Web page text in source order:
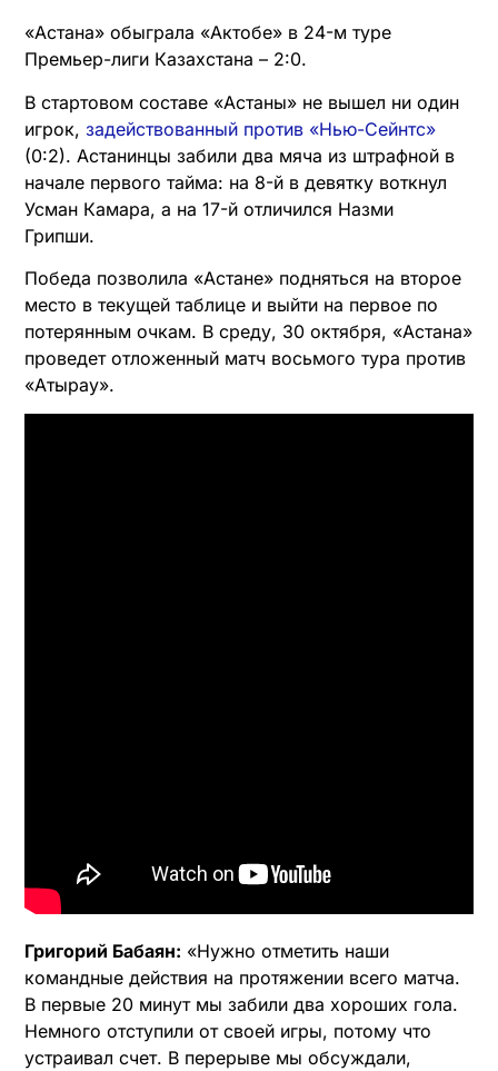
«Астана» обыграла «Актобе» в 24-м туре
Премьер-лиги Казахстана – 2:0.
В стартовом составе «Астаны» не вышел ни один
игрок, задействованный против «Нью-Сейнтс»
(0:2). Астанинцы забили два мяча из штрафной в
начале первого тайма: на 8-й в девятку воткнул
Усман Камара, а на 17-й отличился Назми
Грипши.
Победа позволила «Астане» подняться на второе
место в текущей таблице и выйти на первое по
потерянным очкам. В среду, 30 октября, «Астана»
проведет отложенный матч восьмого тура против
«Атырау».
Григорий Бабаян: «Нужно отметить наши
командные действия на протяжении всего матча.
В первые 20 минут мы забили два хороших гола.
Немного отступили от своей игры, потому что
устраивал счет. В перерыве мы обсуждали,